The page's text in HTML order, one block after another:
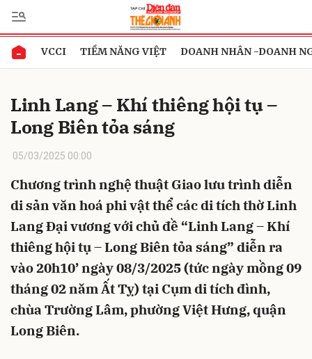
VCCI TIỀM NĂNG VIỆT DOANH NHÂN -DOANH
Linh Lang – Khí thiêng hội tụ –
Long Biên tỏa sáng
05/03/2025 00:00
Chương trình nghệ thuật Giao lưu trình diễn
di sản văn hoá phi vật thể các di tích thờ Linh
Lang Đại vương với chủ đề “Linh Lang – Khí
thiêng hội tụ – Long Biên tỏa sáng” diễn ra
vào 20h10’ ngày 08/3/2025 (tức ngày mồng 09
tháng 02 năm Ất Tỵ) tại Cụm di tích đình,
chùa Trường Lâm, phường Việt Hưng, quận
Long Biên.
Gửi bình luận
Hủy Gửi